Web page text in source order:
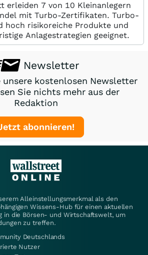
erleiden 7 von 10 Kleinanlegern
mit Turbo-Zertifikaten. Turbo-
hoch risikoreiche Produkte und
Anlagestrategien geeignet.
Newsletter
unsere kostenlosen Newsletter
Sie nichts mehr aus der
Redaktion
abonnieren!
Alleinstellungsmerkmal als den
Wissens-Hub für einen aktuellen
in die Börsen- und Wirtschaftswelt, um
zu treffen.
Deutschlands
Nutzer